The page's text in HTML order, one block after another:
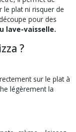
le plat ni risquer de
pour des
lave-vaisselle.
?
sur le plat à
légèrement la